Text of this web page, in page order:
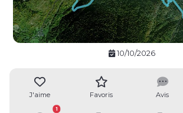
10/10/2026
J'aime Favoris Avis
1